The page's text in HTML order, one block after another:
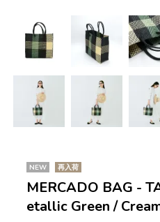
NEW 再入荷
MERCADO BAG -
etallic Green /